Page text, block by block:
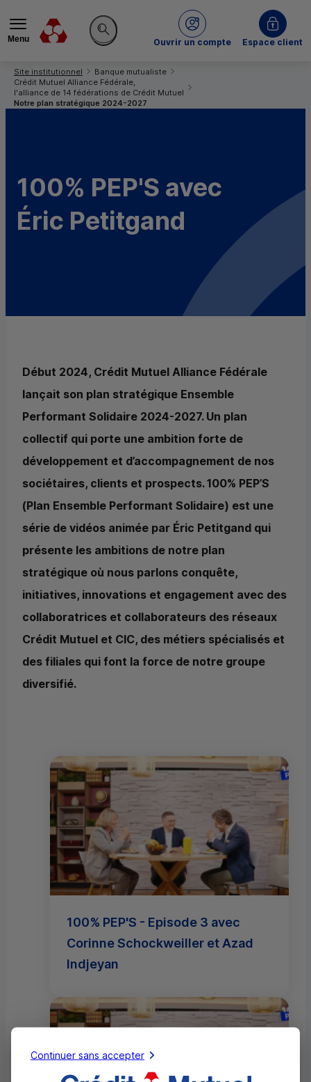
Menu
Rechercher sur le site
Ouvrir un compte
du Crédit MutuelEspace client
Vous êtes ici:
Site institutionnel
Banque mutualiste
Crédit Mutuel Alliance Fédérale,
l'alliance de 14 fédérations de Crédit Mutuel
Notre plan stratégique 2024-2027
100% PEP'S avec
Éric Petitgand
Début 2024, Crédit Mutuel Alliance Fédérale
lançait son plan stratégique Ensemble
Performant Solidaire 2024-2027. Un plan
collectif qui porte une ambition forte de
développement et d’accompagnement de nos
sociétaires, clients et prospects. 100% PEP’S
(Plan Ensemble Performant Solidaire) est une
série de vidéos animée par Éric Petitgand qui
présente les ambitions de notre plan
stratégique où nous parlons conquête,
initiatives, innovations et engagement avec des
collaboratrices et collaborateurs des réseaux
Crédit Mutuel et CIC, des métiers spécialisés et
des filiales qui font la force de notre groupe
diversifié.
100% PEP'S - Episode 3 avec
Corinne Schockweiller et Azad
Indjeyan
Continuer sans accepter